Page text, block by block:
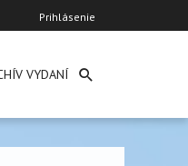
User
account
Prihlásenie
VYDANÍ